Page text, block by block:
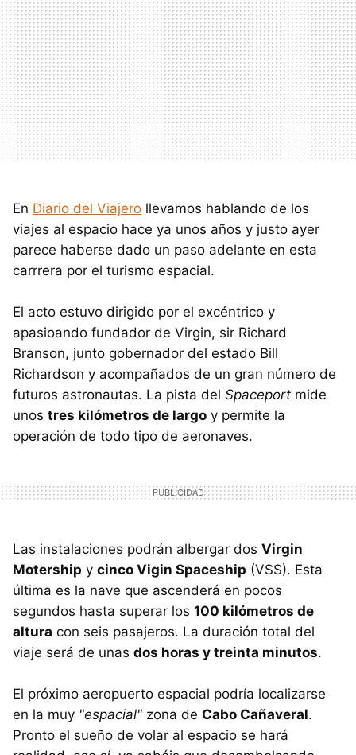
En Diario del Viajero llevamos hablando de los
viajes al espacio hace ya unos años y justo ayer
parece haberse dado un paso adelante en esta
carrrera por el turismo espacial.
El acto estuvo dirigido por el excéntrico y
apasioando fundador de Virgin, sir Richard
Branson, junto gobernador del estado Bill
Richardson y acompañados de un gran número de
futuros astronautas. La pista del Spaceport mide
unos tres kilómetros de largo y permite la
operación de todo tipo de aeronaves.
Las instalaciones podrán albergar dos Virgin
Motership y cinco Vigin Spaceship (VSS). Esta
última es la nave que ascenderá en pocos
segundos hasta superar los 100 kilómetros de
altura con seis pasajeros. La duración total del
viaje será de unas dos horas y treinta minutos.
El próximo aeropuerto espacial podría localizarse
en la muy "espacial" zona de Cabo Cañaveral.
Pronto el sueño de volar al espacio se hará